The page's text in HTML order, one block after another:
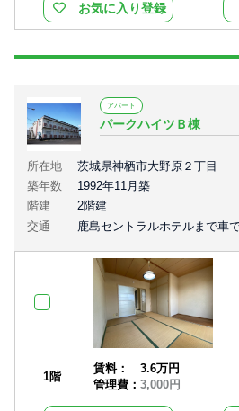
お気に入り登録
アパート
パークハイツＢ棟
所在地
茨城県神栖市大野原２丁目
築年数
1992年11月築
階建
2階建
交通
鹿島セントラルホテルまで車
1階
賃料：
3.6万円
管理費： 3,000円